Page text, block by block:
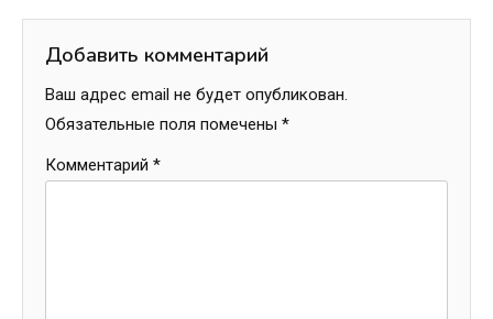
Добавить комментарий
Ваш адрес email не будет опубликован.
Обязательные поля помечены *
Комментарий *